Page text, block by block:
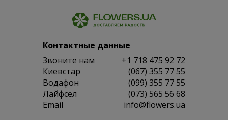
Контактные данные
Звоните нам
+1 718 475 92 72
Киевстар
(067) 355 77 55
Водафон
(099) 355 77 55
Лайфсел
(073) 565 56 68
Email
info@flowers.ua